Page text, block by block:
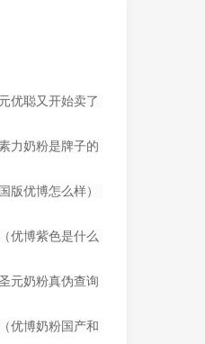
优聪又开始卖了
力奶粉是牌子的
版优博怎么样）
优博紫色是什么
元奶粉真伪查询
优博奶粉国产和